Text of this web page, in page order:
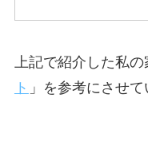
上記で紹介した私の
ト 」を参考にさせて